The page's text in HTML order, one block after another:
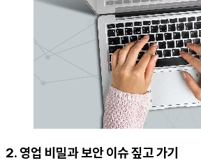
2. 영업 비밀과 보안 이슈 짚고 가기